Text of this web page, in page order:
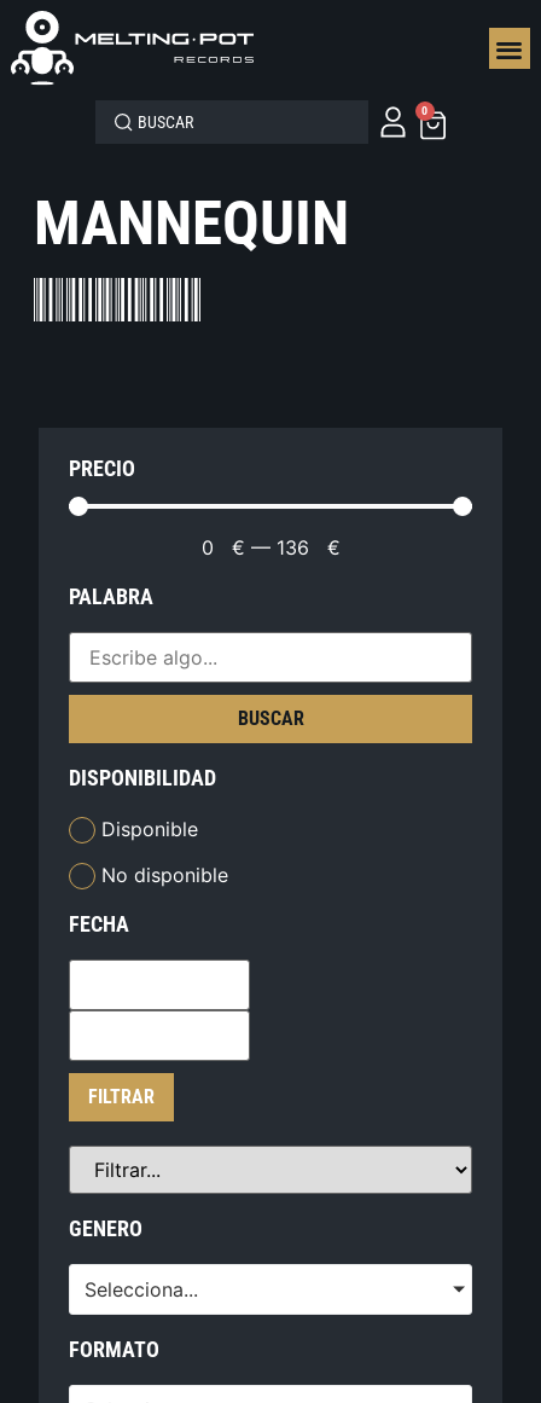
0
MANNEQUIN
PRECIO
0 € — 136 €
PALABRA
BUSCAR
DISPONIBILIDAD
Disponible
No disponible
FECHA
FILTRAR
GENERO
Selecciona...
FORMATO